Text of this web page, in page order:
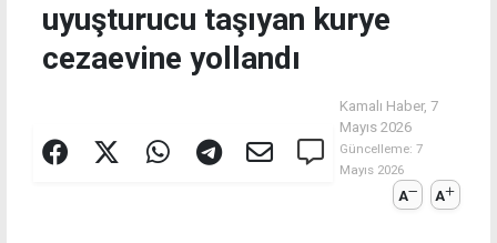
uyuşturucu taşıyan kurye
cezaevine yollandı
Kamalı Haber,7
Mayıs 2026
Güncelleme:7
Mayıs 2026
A A